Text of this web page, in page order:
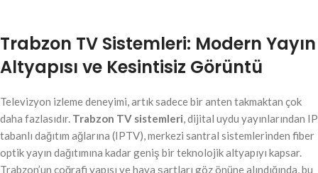
Trabzon TV Sistemleri: Modern Yayın
Altyapısı ve Kesintisiz Görüntü
Televizyon izleme deneyimi, artık sadece bir anten takmaktan çok
daha fazlasıdır. Trabzon TV sistemleri, dijital uydu yayınlarından IP
tabanlı dağıtım ağlarına (IPTV), merkezi santral sistemlerinden fiber
optik yayın dağıtımına kadar geniş bir teknolojik altyapıyı kapsar.
Trabzon’un coğrafi yapısı ve hava şartları göz önüne alındığında, bu